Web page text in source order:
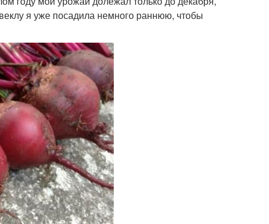
я уже посадила немного раннюю, чтобы